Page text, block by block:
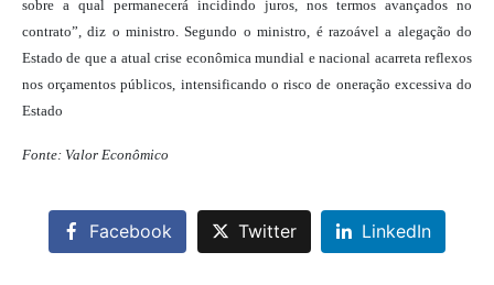
sobre a qual permanecerá incidindo juros, nos termos avançados no
contrato”, diz o ministro. Segundo o ministro, é razoável a alegação do
Estado de que a atual crise econômica mundial e nacional acarreta reflexos
nos orçamentos públicos, intensificando o risco de oneração excessiva do
Estado
Fonte: Valor Econômico
Facebook Twitter LinkedIn